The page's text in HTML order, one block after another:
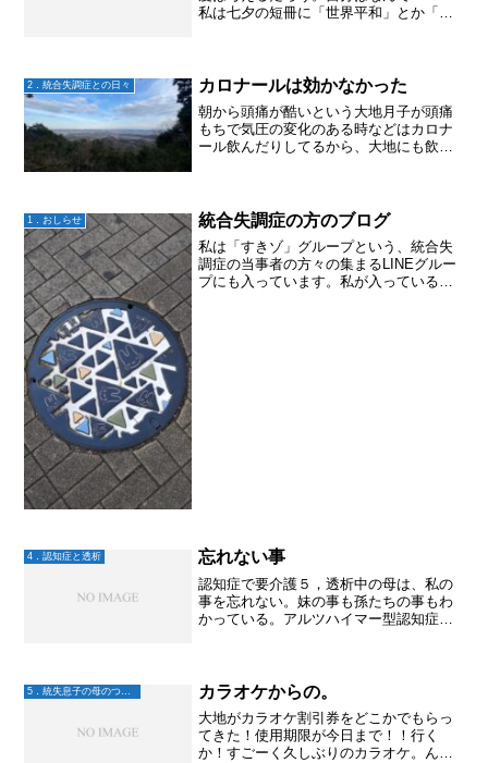
私は七夕の短冊に「世界平和」とか「世
のお腹の膨らんだ子どもを...
2．統合失調症との日々 カロナールは効かなかった
朝から頭痛が酷いという大地月子が頭痛
もちで気圧の変化のある時などはカロナ
ール飲んだりしてるから、大地にも飲ま
響か？？
1．おしらせ 統合失調症の方のブログ
私は「すきゾ」グループという、統合失
調症の当事者の方々の集まるLINEグルー
プにも入っています。私が入っているの
4．認知症と透析 忘れない事
認知症で要介護５，透析中の母は、私の
事を忘れない。妹の事も孫たちの事もわ
かっている。アルツハイマー型認知症と
は毎日施設へ見舞いに行き...
カラオケからの。
大地がカラオケ割引券をどこかでもらっ
てきた！使用期限が今日まで！！行く
か！すごーく久しぶりのカラオケ。ん？